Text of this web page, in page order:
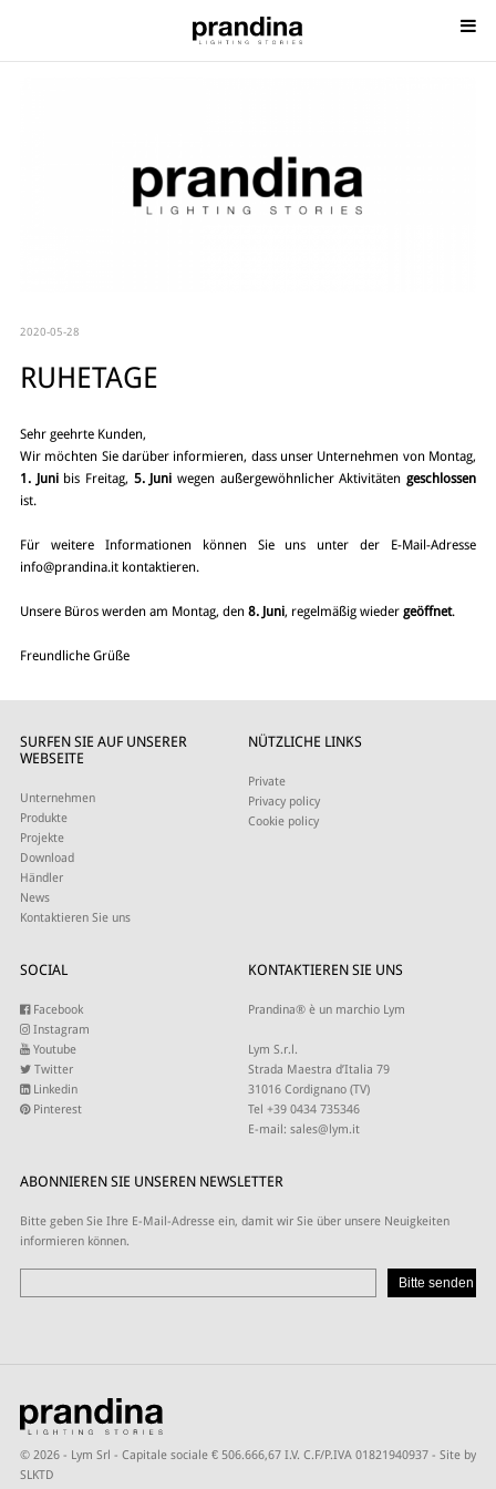
2020-05-28
RUHETAGE
Sehr geehrte Kunden,
Wir möchten Sie darüber informieren, dass unser Unternehmen von Montag,
1. Junibis Freitag, 5. Juni wegen außergewöhnlicher Aktivitäten geschlossen
ist.
Für weitere Informationen können Sie uns unter der E-Mail-Adresse
info@prandina.itkontaktieren.
Unsere Büros werden am Montag, den 8. Juni, regelmäßig wieder geöffnet.
Freundliche Grüße
SURFEN SIE AUF UNSERER
WEBSEITE
Unternehmen
Produkte
Projekte
Download
Händler
News
Kontaktieren Sie uns
NÜTZLICHE LINKS
Private
Privacy policy
Cookie policy
SOCIAL
Facebook
Instagram
Youtube
Twitter
Linkedin
Pinterest
KONTAKTIEREN SIE UNS
Prandina® è un marchio Lym
Lym S.r.l.
Strada Maestra d’Italia 79
31016 Cordignano (TV)
Tel +39 0434 735346
E-mail: sales@lym.it
ABONNIEREN SIE UNSEREN NEWSLETTER
Bitte geben Sie Ihre E-Mail-Adresse ein, damit wir Sie über unsere Neuigkeiten
informieren können.
© 2026 - Lym Srl - Capitale sociale € 506.666,67 I.V. C.F/P.IVA 01821940937 - Site by
SLKTD